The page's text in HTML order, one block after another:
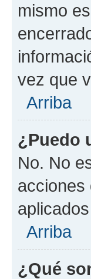
mismo
vez que
Arriba
¿Puedo
No. No
acciones
Arriba
¿Qué